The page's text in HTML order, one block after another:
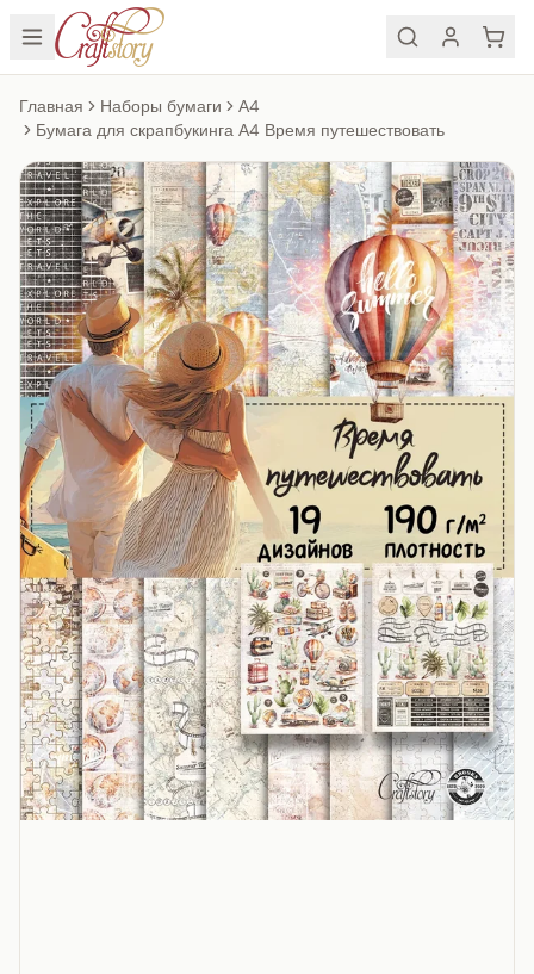
Главная Наборы бумаги
А4
Бумага для скрапбукинга А4 Время путешествовать